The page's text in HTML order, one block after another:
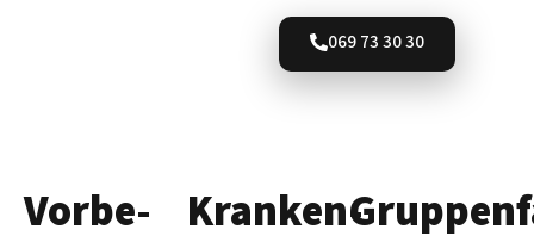
069 73 30 30
Vorbe­ Kranken­